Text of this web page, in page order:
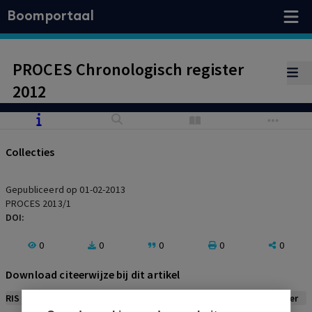
Boomportaal
PROCES Chronologisch register
2012
Collecties
Gepubliceerd op 01-02-2013
PROCES 2013/1
DOI:
0 0 0 0 0
Download citeerwijze bij dit artikel
RIS Vancouver